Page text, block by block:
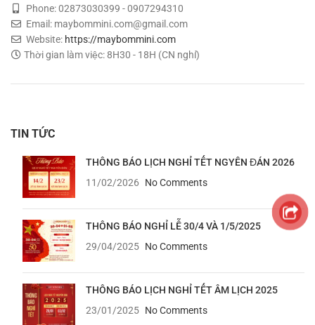
Phone: 02873030399 - 0907294310
Email: maybommini.com@gmail.com
Website: https://maybommini.com
Thời gian làm việc: 8H30 - 18H (CN nghỉ)
TIN TỨC
THÔNG BÁO LỊCH NGHỈ TẾT NGYÊN ĐÁN 2026
11/02/2026
No Comments
THÔNG BÁO NGHỈ LỄ 30/4 VÀ 1/5/2025
29/04/2025 No Comments
THÔNG BÁO LỊCH NGHỈ TẾT ÂM LỊCH 2025
23/01/2025 No Comments